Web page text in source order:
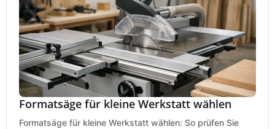
Formatsäge für kleine Werkstatt wählen
Formatsäge für kleine Werkstatt wählen: So prüfen Sie